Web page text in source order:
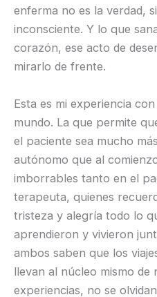
enferma no es la verdad,
inconsciente. Y lo que
corazón, ese acto de
mirarlo de frente.
Esta es mi experiencia
mundo. La que permite
el paciente sea mucho
autónomo que al
imborrables tanto en el
terapeuta, quienes
tristeza y alegría todo lo
aprendieron y vivieron
ambos saben que los
llevan al núcleo mismo de
experiencias, no se